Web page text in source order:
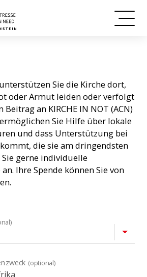
Sie die Kirche dort,
oder Armut leiden oder verfolgt
an KIRCHE IN NOT (ACN)
Sie Hilfe über lokale
und dass Unterstützung bei
die sie am dringendsten
Sie gerne individuelle
Ihre Spende können Sie von
(optional)